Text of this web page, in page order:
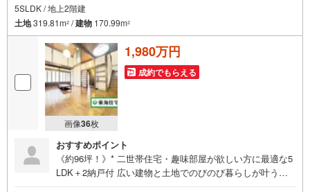
5SLDK / 地上2階建
土地319.81m2 /建物 170.99m2
画像36枚
1,980万円
成約でもらえる
おすすめポイント
《約96坪！》* 二世帯住宅・趣味部屋が欲しい方に最適な5
LDK＋2納戸付 広い建物と土地でのびのび暮らしが叶うお